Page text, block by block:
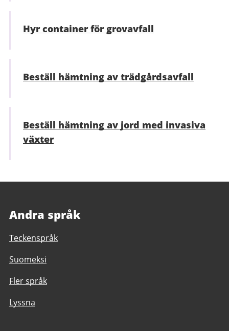
Hyr container för grovavfall
Beställ hämtning av trädgårdsavfall
Beställ hämtning av jord med invasiva
växter
Andra språk
Teckenspråk
Suomeksi
Fler språk
Lyssna